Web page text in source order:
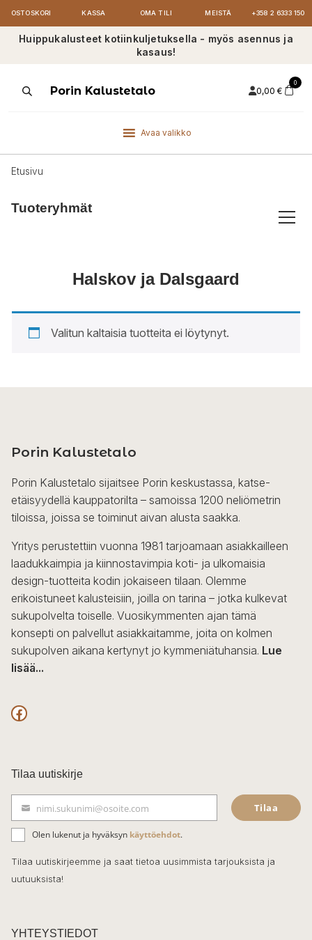
OSTOSKORI KASSA OMA TILI MEISTÄ +358 2 6333 150
Huippukalusteet kotiinkuljetuksella - myös asennus ja
kasaus!
ProductsPorin Kalustetalo 0,00 €
0
Avaa valikko
Etusivu
Tuoteryhmät
Halskov ja Dalsgaard
Valitun kaltaisia tuotteita ei löytynyt.
Porin Kalustetalo
Porin Kalustetalo sijaitsee Porin keskustassa, katse-
etäisyydellä kauppatorilta – samoissa 1200 neliömetrin
tiloissa, joissa se toiminut aivan alusta saakka.
Yritys perustettiin vuonna 1981 tarjoamaan asiakkailleen
laadukkaimpia ja kiinnostavimpia koti- ja ulkomaisia
design-tuotteita kodin jokaiseen tilaan. Olemme
erikoistuneet kalusteisiin, joilla on tarina – jotka kulkevat
sukupolvelta toiselle. Vuosikymmenten ajan tämä
konsepti on palvellut asiakkaitamme, joita on kolmen
sukupolven aikana kertynyt jo kymmeniätuhansia. Lue
lisää...
F
c
e
b
o
o
k
Tilaa uutiskirje
ä
h
k
t
nimi.sukunimi@osoite.com Tilaa
Olen lukenut ja hyväksyn käyttöehdot.
Tilaa uutiskirjeemme ja saat tietoa uusimmista tarjouksista ja
uutuuksista!
YHTEYSTIEDOT